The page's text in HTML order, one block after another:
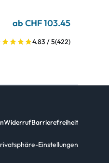
ab CHF 103.45
4.83 / 5(422)
WiderrufBarrierefreiheit
Einstellungen